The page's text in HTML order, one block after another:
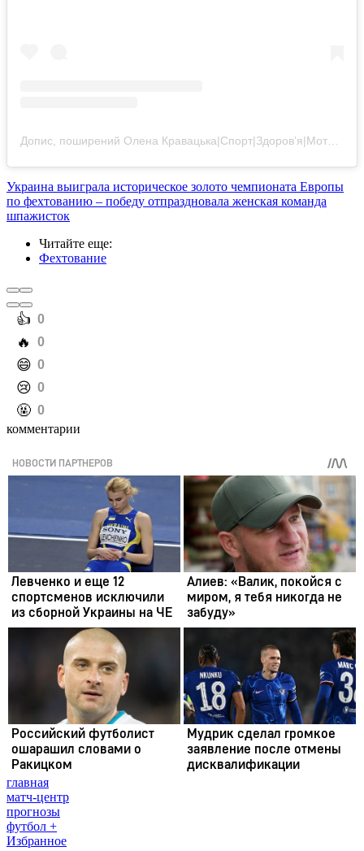
Украина выиграла историческое золото чемпионата Европы
по фехтованию – победу отпраздновала женская команда
шпажисток
Читайте еще:
Фехтование
️👍 0
️🔥 0
️😄 0
️😢 0
️🤬 0
комментарии
главная
матч-центр
прогнозы
футбол +
Избранное